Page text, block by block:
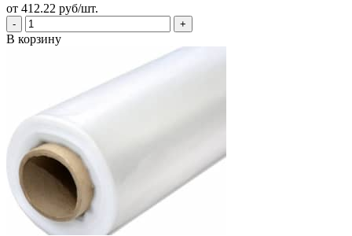
от 412.22 руб/шт.
В корзину